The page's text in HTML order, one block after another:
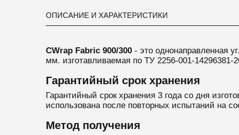
ОПИСАНИЕ И ХАРАКТЕРИСТИКИ
CWrap Fabric 900/300 - это однонаправленная
мм. изготавливаемая по ТУ 2256-001-14296381-
Гарантийный срок хранения
Гарантийный срок хранения 3 года со дня
использована после повторных испытаний на
Метод получения